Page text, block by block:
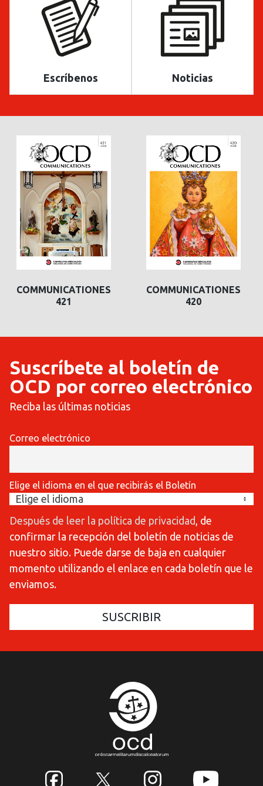
Escríbenos Noticias
COMMUNICATIONES
421
COMMUNICATIONES
420
Suscríbete al boletín de
OCD por correo electrónico
Reciba las últimas noticias
Correo electrónico
Elige el idioma en el que recibirás el Boletín
Después de leer la política de privacidad, de
confirmar la recepción del boletín de noticias de
nuestro sitio. Puede darse de baja en cualquier
momento utilizando el enlace en cada boletín que le
enviamos.